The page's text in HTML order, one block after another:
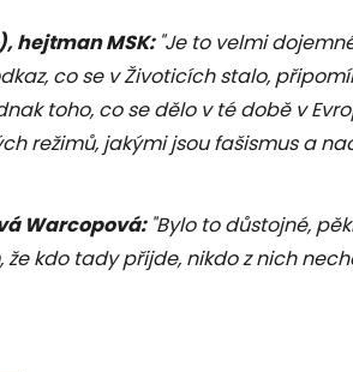
hejtman MSK: "Je to velmi
co se v Životicích stalo,
toho, co se dělo v té době v
režimů, jakými jsou fašismus a
Warcopová: "Bylo to důstojné,
kdo tady přijde, nikdo z nich